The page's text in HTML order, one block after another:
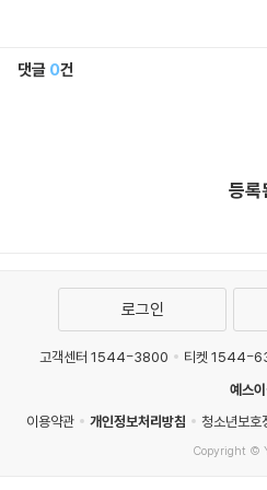
댓글 0건
등록
로그인
고객센터 1544-3800 티켓 1544-
예스
이용약관
개인정보처리방침 청소년보호
Copyright ©